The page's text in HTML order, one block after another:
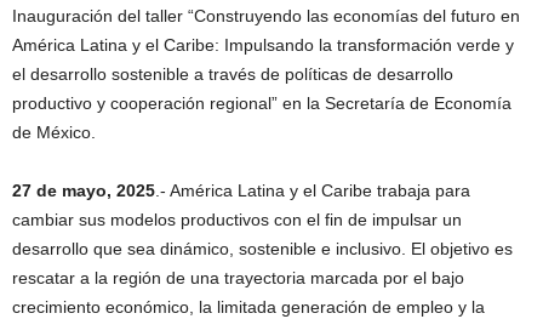
Inauguración del taller “Construyendo las economías del futuro en
América Latina y el Caribe: Impulsando la transformación verde y
el desarrollo sostenible a través de políticas de desarrollo
productivo y cooperación regional” en la Secretaría de Economía
de México.
27 de mayo, 2025 .- América Latina y el Caribe trabaja para
cambiar sus modelos productivos con el fin de impulsar un
desarrollo que sea dinámico, sostenible e inclusivo. El objetivo es
rescatar a la región de una trayectoria marcada por el bajo
crecimiento económico, la limitada generación de empleo y la